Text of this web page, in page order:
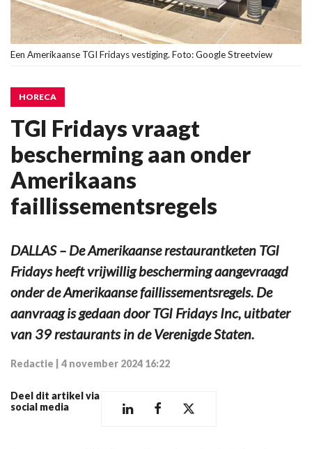
Een Amerikaanse TGI Fridays vestiging. Foto: Google Streetview
HORECA
TGI Fridays vraagt
bescherming aan onder
Amerikaans
faillissementsregels
DALLAS – De Amerikaanse restaurantketen TGI
Fridays heeft vrijwillig bescherming aangevraagd
onder de Amerikaanse faillissementsregels. De
aanvraag is gedaan door TGI Fridays Inc, uitbater
van 39 restaurants in de Verenigde Staten.
Redactie 4 november 2024 16:22
Deel dit artikel via
social media